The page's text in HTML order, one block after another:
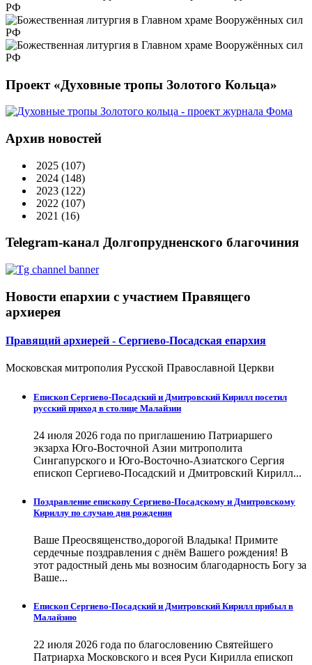
Проект «Духовные тропы Золотого Кольца»
Архив новостей
2025 (107)
2024 (148)
2023 (122)
2022 (107)
2021 (16)
Telegram-канал Долгопрудненского благочиния
Новости епархии с участием Правящего
архиерея
Правящий архиерей - Сергиево-Посадская епархия
Московская митрополия Русской Православной Церкви
Епископ Сергиево-Посадский и Дмитровский Кирилл посетил
русский приход в столице Малайзии
24 июля 2026 года по приглашению Патриаршего
экзарха Юго-Восточной Азии митрополита
Сингапурского и Юго-Восточно-Азиатского Сергия
епископ Сергиево-Посадский и Дмитровский Кирилл...
Поздравление епископу Сергиево-Посадскому и Дмитровскому
Кириллу по случаю дня рождения
Ваше Преосвященство,дорогой Владыка! Примите
сердечные поздравления с днём Вашего рождения! В
этот радостный день мы возносим благодарность Богу за
Ваше...
Епископ Сергиево-Посадский и Дмитровский Кирилл прибыл в
Малайзию
22 июля 2026 года по благословению Святейшего
Патриарха Московского и всея Руси Кирилла епископ